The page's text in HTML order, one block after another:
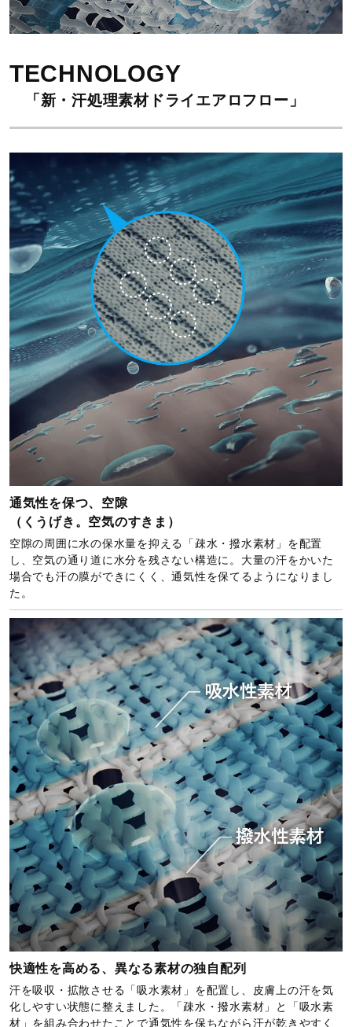
TECHNOLOGY
「新・汗処理素材ドライエアロフロー」
通気性を保つ、空隙
（くうげき。空気のすきま）
空隙の周囲に水の保水量を抑える「疎水・撥水素材」を配置
し、空気の通り道に水分を残さない構造に。大量の汗をかいた
場合でも汗の膜ができにくく、通気性を保てるようになりまし
た。
快適性を高める、異なる素材の独自配列
汗を吸収・拡散させる「吸水素材」を配置し、皮膚上の汗を気
化しやすい状態に整えました。「疎水・撥水素材」と「吸水素
材」を組み合わせたことで通気性を保ちながら汗が乾きやすく